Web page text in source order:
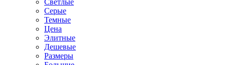
Светлые
Серые
Темные
Цена
Элитные
Дешевые
Размеры